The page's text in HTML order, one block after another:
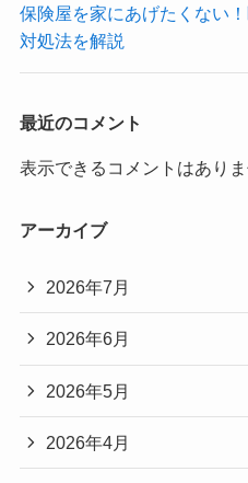
保険屋を家にあげたくない
対処法を解説
最近のコメント
表示できるコメントはありま
アーカイブ
2026年7月
2026年6月
2026年5月
2026年4月